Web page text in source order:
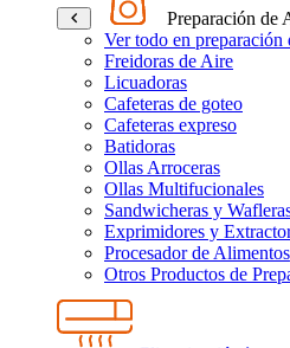
Preparación de
Ver todo en preparación
Freidoras de Aire
Licuadoras
Cafeteras de goteo
Cafeteras expreso
Batidoras
Ollas Arroceras
Ollas Multifucionales
Sandwicheras y
Exprimidores y
Procesador de Alimentos
Otros Productos de